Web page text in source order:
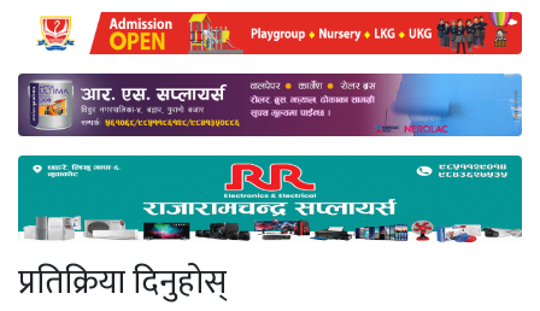
प्रतिक्रिया दिनुहोस्